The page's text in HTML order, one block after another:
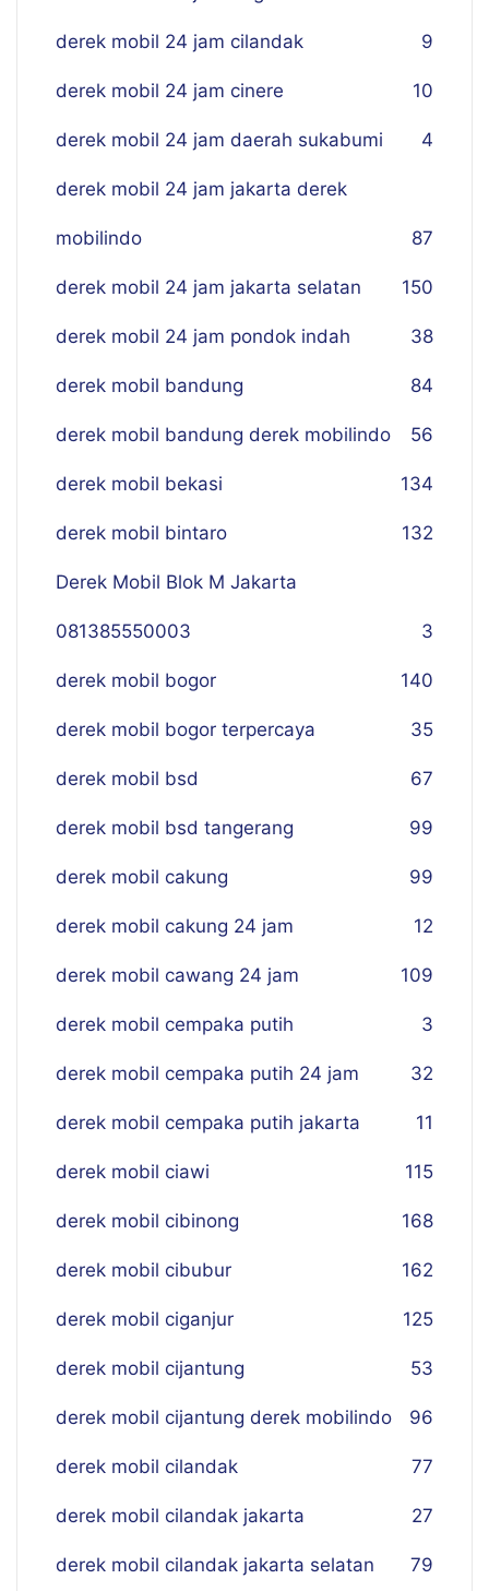
derek mobil 24 jam cilandak 9
derek mobil 24 jam cinere 10
derek mobil 24 jam daerah sukabumi 4
derek mobil 24 jam jakarta derek
mobilindo 87
derek mobil 24 jam jakarta selatan 150
derek mobil 24 jam pondok indah 38
derek mobil bandung 84
derek mobil bandung derek mobilindo 56
derek mobil bekasi 134
derek mobil bintaro 132
Derek Mobil Blok M Jakarta
081385550003 3
derek mobil bogor 140
derek mobil bogor terpercaya 35
derek mobil bsd 67
derek mobil bsd tangerang 99
derek mobil cakung 99
derek mobil cakung 24 jam 12
derek mobil cawang 24 jam 109
derek mobil cempaka putih 3
derek mobil cempaka putih 24 jam 32
derek mobil cempaka putih jakarta 11
derek mobil ciawi 115
derek mobil cibinong 168
derek mobil cibubur 162
derek mobil ciganjur 125
derek mobil cijantung 53
derek mobil cijantung derek mobilindo 96
derek mobil cilandak 77
derek mobil cilandak jakarta 27
derek mobil cilandak jakarta selatan 79